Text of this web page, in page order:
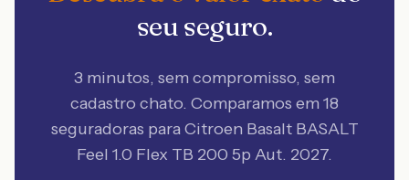
seu seguro.
3 minutos, sem compromisso, sem
cadastro chato. Comparamos em 18
seguradoras para Citroen Basalt BASALT
Feel 1.0 Flex TB 200 5p Aut. 2027.